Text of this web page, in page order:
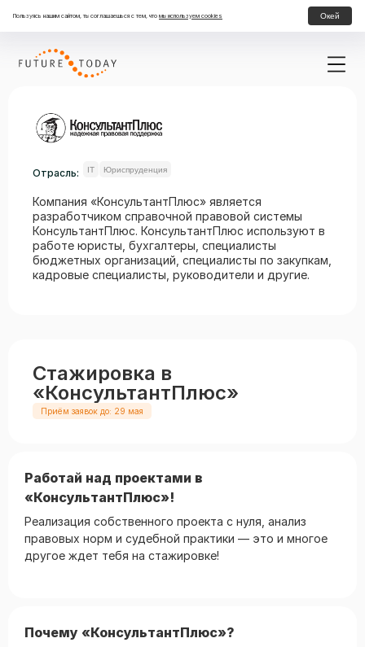
Пользуясь нашим сайтом, ты соглашаешься с тем, что мы используем cookies Окей
Отрасль: IT Юриспруденция
Компания «КонсультантПлюс» является
разработчиком справочной правовой системы
КонсультантПлюс. КонсультантПлюс используют в
работе юристы, бухгалтеры, специалисты
бюджетных организаций, специалисты по закупкам,
кадровые специалисты, руководители и другие.
Стажировка в
«КонсультантПлюс»
Приём заявок до: 29 мая
Работай над проектами в
«КонсультантПлюс»!
Реализация собственного проекта с нуля, анализ
правовых норм и судебной практики — это и многое
другое ждет тебя на стажировке!
Почему «КонсультантПлюс»?